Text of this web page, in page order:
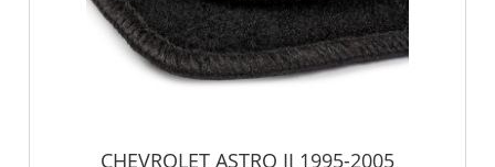
CHEVROLET ASTRO II 1995-2005